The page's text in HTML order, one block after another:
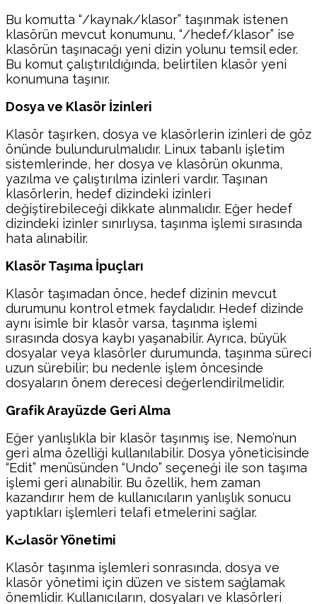
Bu komutta “/kaynak/klasor” taşınmak istenen
klasörün mevcut konumunu, “/hedef/klasor” ise
klasörün taşınacağı yeni dizin yolunu temsil eder.
Bu komut çalıştırıldığında, belirtilen klasör yeni
konumuna taşınır.
Dosya ve Klasör İzinleri
Klasör taşırken, dosya ve klasörlerin izinleri de göz
önünde bulundurulmalıdır. Linux tabanlı işletim
sistemlerinde, her dosya ve klasörün okunma,
yazılma ve çalıştırılma izinleri vardır. Taşınan
klasörlerin, hedef dizindeki izinleri
değiştirebileceği dikkate alınmalıdır. Eğer hedef
dizindeki izinler sınırlıysa, taşınma işlemi sırasında
hata alınabilir.
Klasör Taşıma İpuçları
Klasör taşımadan önce, hedef dizinin mevcut
durumunu kontrol etmek faydalıdır. Hedef dizinde
aynı isimle bir klasör varsa, taşınma işlemi
sırasında dosya kaybı yaşanabilir. Ayrıca, büyük
dosyalar veya klasörler durumunda, taşınma süreci
uzun sürebilir; bu nedenle işlem öncesinde
dosyaların önem derecesi değerlendirilmelidir.
Grafik Arayüzde Geri Alma
Eğer yanlışlıkla bir klasör taşınmış ise, Nemo’nun
geri alma özelliği kullanılabilir. Dosya yöneticisinde
“Edit” menüsünden “Undo” seçeneği ile son taşıma
işlemi geri alınabilir. Bu özellik, hem zaman
kazandırır hem de kullanıcıların yanlışlık sonucu
yaptıkları işlemleri telafi etmelerini sağlar.
Kتlasör Yönetimi
Klasör taşınma işlemleri sonrasında, dosya ve
klasör yönetimi için düzen ve sistem sağlamak
önemlidir. Kullanıcıların, dosyaları ve klasörleri